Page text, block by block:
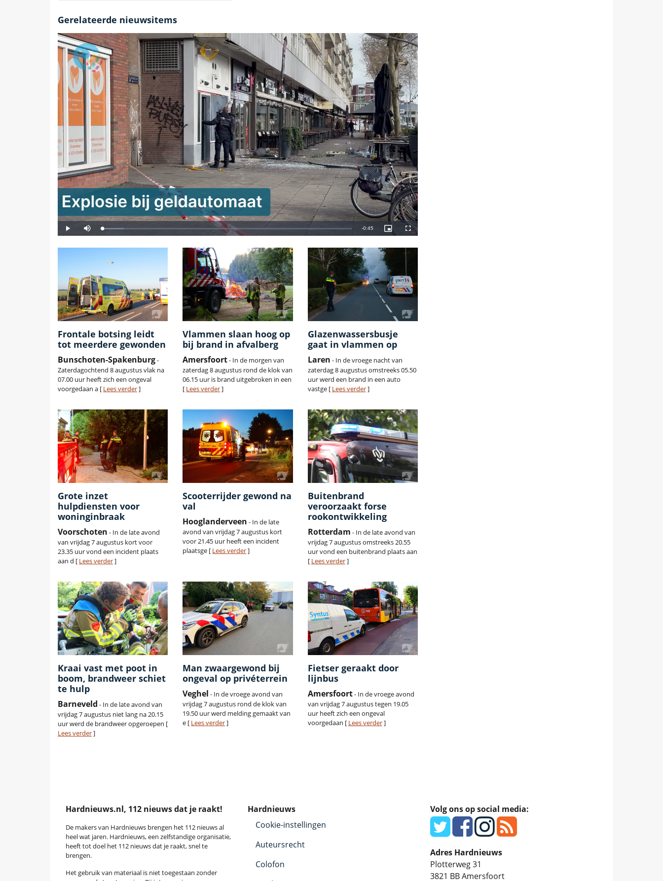
Gerelateerde nieuwsitems
Frontale botsing leidt
tot meerdere gewonden
Bunschoten-Spakenburg-
Zaterdagochtend 8 augustus vlak na
07.00 uur heeft zich een ongeval
voorgedaan a [ Lees verder]
Vlammen slaan hoog op
bij brand in afvalberg
Amersfoort- In de morgen van
zaterdag 8 augustus rond de klok van
06.15 uur is brand uitgebroken in een
[ Lees verder]
Glazenwassersbusje
gaat in vlammen op
Laren - In de vroege nacht van
zaterdag 8 augustus omstreeks 05.50
uur werd een brand in een auto
vastge [ Lees verder]
Grote inzet
hulpdiensten voor
woninginbraak
Voorschoten - In de late avond
van vrijdag 7 augustus kort voor
23.35 uur vond een incident plaats
aan d [ Lees verder]
Scooterrijder gewond na
val
Hooglanderveen - In de late
avond van vrijdag 7 augustus kort
voor 21.45 uur heeft een incident
plaatsge [ Lees verder]
Buitenbrand
veroorzaakt forse
rookontwikkeling
Rotterdam - In de late avond van
vrijdag 7 augustus omstreeks 20.55
uur vond een buitenbrand plaats aan
[ Lees verder]
Kraai vast met poot in
boom, brandweer schiet
te hulp
Barneveld - In de late avond van
vrijdag 7 augustus niet lang na 20.15
uur werd de brandweer opgeroepen [
Lees verder]
Man zwaargewond bij
ongeval op privéterrein
Veghel - In de vroege avond van
vrijdag 7 augustus rond de klok van
19.50 uur werd melding gemaakt van
e [ Lees verder]
Fietser geraakt door
lijnbus
Amersfoort- In de vroege avond
van vrijdag 7 augustus tegen 19.05
uur heeft zich een ongeval
voorgedaan [ Lees verder]
Hardnieuws.nl, 112 nieuws dat je raakt!
De makers van Hardnieuws brengen het 112 nieuws al
heel wat jaren. Hardnieuws, een zelfstandige organisatie,
heeft tot doel het 112 nieuws dat je raakt, snel te
brengen.
Het gebruik van materiaal is niet toegestaan zonder
Hardnieuws
Cookie-instellingen
Auteursrecht
Colofon
Volg ons op social media:
Adres Hardnieuws
Plotterweg 31
3821 BBAmersfoort